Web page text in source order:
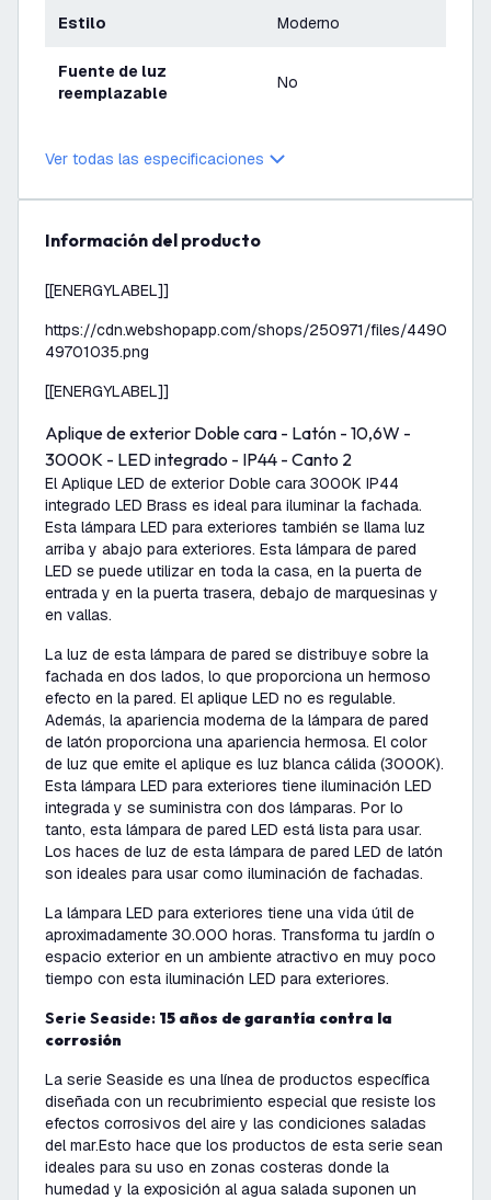
Estilo Moderno
Fuente de luz
reemplazable
No
Ver todas las especificaciones
información del producto
[[ENERGYLABEL]]
https://cdn.webshopapp.com/shops/250971/files/
49701035.png
[[ENERGYLABEL]]
Aplique de exterior Doble cara - Latón - 10,6W -
3000K - LED integrado - IP44 - Canto 2
El Aplique LED de exterior Doble cara 3000K IP44
integrado LED Brass es ideal para iluminar la fachada.
Esta lámpara LED para exteriores también se llama luz
arriba y abajo para exteriores. Esta lámpara de pared
LED se puede utilizar en toda la casa, en la puerta de
entrada y en la puerta trasera, debajo de marquesinas y
en vallas.
La luz de esta lámpara de pared se distribuye sobre la
fachada en dos lados, lo que proporciona un hermoso
efecto en la pared. El aplique LED no es regulable.
Además, la apariencia moderna de la lámpara de pared
de latón proporciona una apariencia hermosa. El color
de luz que emite el aplique es luz blanca cálida (3000K).
Esta lámpara LED para exteriores tiene iluminación LED
integrada y se suministra con dos lámparas. Por lo
tanto, esta lámpara de pared LED está lista para usar.
Los haces de luz de esta lámpara de pared LED de latón
son ideales para usar como iluminación de fachadas.
La lámpara LED para exteriores tiene una vida útil de
aproximadamente 30.000 horas. Transforma tu jardín o
espacio exterior en un ambiente atractivo en muy poco
tiempo con esta iluminación LED para exteriores.
Serie Seaside: 15 años de garantía contra la
corrosión
La serie Seaside es una línea de productos específica
diseñada con un recubrimiento especial que resiste los
efectos corrosivos del aire y las condiciones saladas
del mar.Esto hace que los productos de esta serie sean
ideales para su uso en zonas costeras donde la
humedad y la exposición al agua salada suponen un